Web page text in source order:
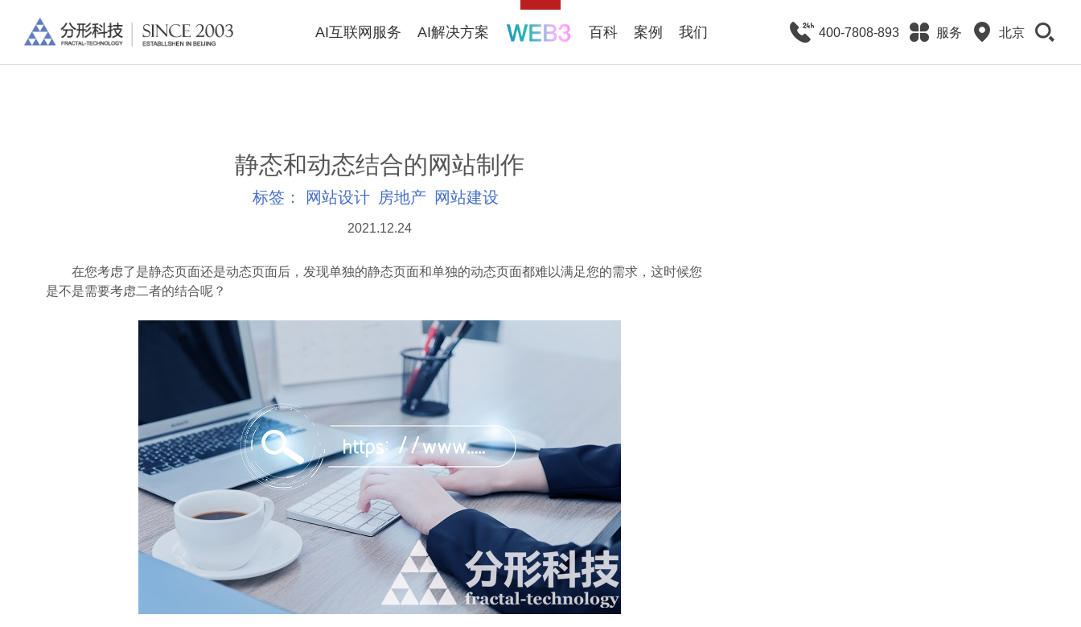
AI互联网服务 AI解决方案 百科 案例 我们 400-7808-893 服务 北京
静态和动态结合的网站制作
标签： 网站设计 房地产 网站建设
2021.12.24
在您考虑了是静态页面还是动态页面后，发现单独的静态页面和单独的动态页面都难以满足您的需求，这时候您
是不是需要考虑二者的结合呢？